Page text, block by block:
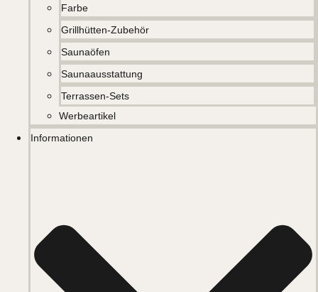
Farbe
Grillhütten-Zubehör
Saunaöfen
Saunaausstattung
Terrassen-Sets
Werbeartikel
Informationen